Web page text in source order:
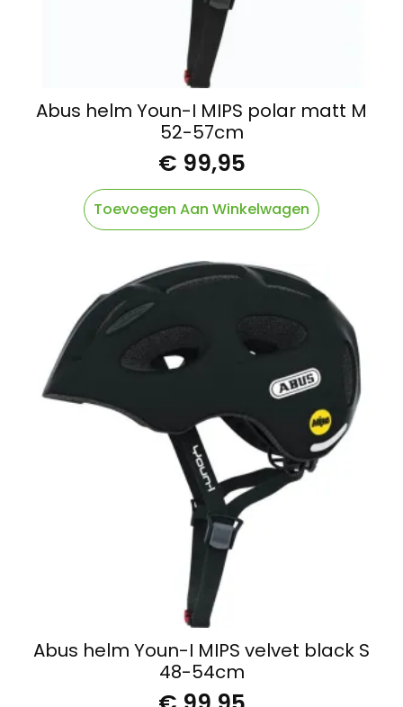
Abus helm Youn-I MIPS polar matt M
52-57cm
€ 99,95
Toevoegen Aan Winkelwagen
Abus helm Youn-I MIPS velvet black S
48-54cm